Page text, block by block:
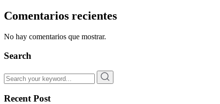
Comentarios recientes
No hay comentarios que mostrar.
Search
Recent Post